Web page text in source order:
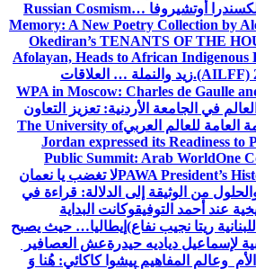
أوتشيروفا Russian Cosmism…
Memory: A New Poetry Collection by
Okediran’s TENANTS OF THE
Afolayan, Heads to African Indigenous
(AILFF) زيد والنملة … العلاقات
WPA in Moscow: Charles de Gaulle
في الجامعة الأردنية: تعزيز التعاون
العامة للعالم العربيThe University of
Jordan expressed its Readiness to
Public Summit: Arab WorldOne
PAWA President’sلا تغضب يا نعمان
من الوثيقة إلى الدلالة: قراءة في
عند أحمد التوفيقوكانت البداية
ريتا نجيب نفاع) إيطاليا… حيث يصبح
لإسماعيل دياديه حيدرةعش العصافير
وعالم المفاهيم پیشوا کاکائي: هُنا وَ